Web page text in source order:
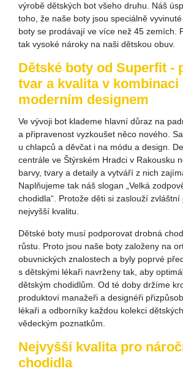
výrobě dětských bot všeho druhu. Náš
toho, že naše boty jsou speciálně
boty se prodávají ve více než 45 zemích.
tak vysoké nároky na naši dětskou obuv.
Dětské boty od Superfit -
tvar a kvalita v kombinaci
moderním designem
Ve vývoji bot klademe hlavní důraz na
a připravenost vyzkoušet něco nového.
u chlapců a děvčat i na módu a design.
centrále ve Štýrském Hradci v Rakousku
barvy, tvary a detaily a vytváří z nich
Naplňujeme tak náš slogan „Velká
chodidla“. Protože děti si zaslouží zvláštní
nejvyšší kvalitu.
Dětské boty musí podporovat drobná
růstu. Proto jsou naše boty založeny na
obuvnických znalostech a byly poprvé
s dětskými lékaři navrženy tak, aby
dětským chodidlům. Od té doby držíme
produktoví manažeři a designéři
lékaři a odborníky každou kolekci
vědeckým poznatkům.
Nejvyšší kvalita pro
chodidla